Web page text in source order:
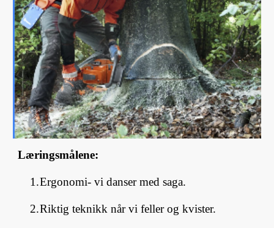
Læringsmålene:
1.Ergonomi- vi danser med saga.
2.Riktig teknikk når vi feller og kvister.